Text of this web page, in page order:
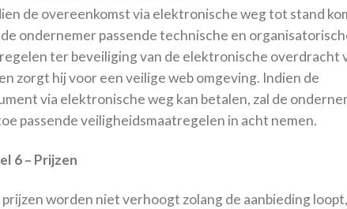
de overeenkomst via elektronische weg tot stand
ondernemer passende technische en
ter beveiliging van de elektronische overdracht
zorgt hij voor een veilige web omgeving. Indien de
via elektronische weg kan betalen, zal de
passende veiligheidsmaatregelen in acht nemen.
6 – Prijzen
prijzen worden niet verhoogt zolang de aanbieding loopt,